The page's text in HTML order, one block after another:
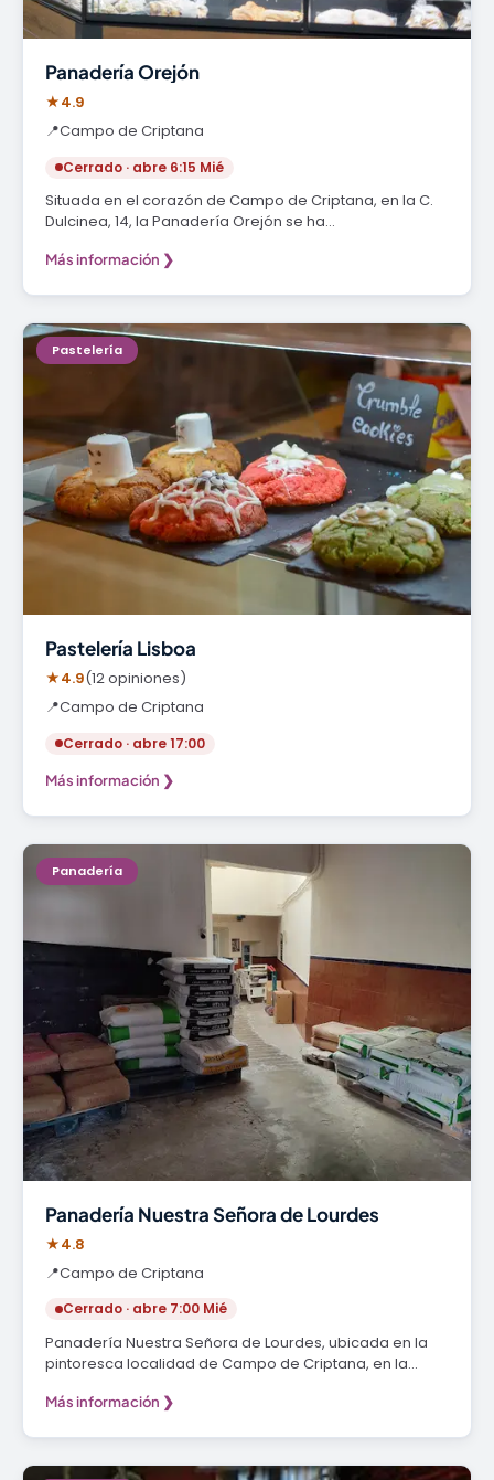
Panadería Orejón
★4.9
📍Campo de Criptana
Cerrado · abre 6:15 Mié
Situada en el corazón de Campo de Criptana, en la C.
Dulcinea, 14, la Panadería Orejón se ha…
Más información ❯
Pastelería
Pastelería Lisboa
★4.9(12 opiniones)
📍Campo de Criptana
Cerrado · abre 17:00
Más información ❯
Panadería
Panadería Nuestra Señora de Lourdes
★4.8
📍Campo de Criptana
Cerrado · abre 7:00 Mié
Panadería Nuestra Señora de Lourdes, ubicada en la
pintoresca localidad de Campo de Criptana, en la…
Más información ❯